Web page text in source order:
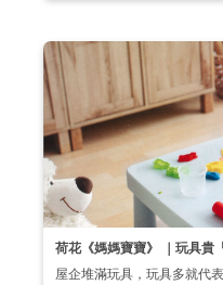
荷花《媽媽寶寶》 ｜玩具貴
屋企堆滿玩具，玩具多就代